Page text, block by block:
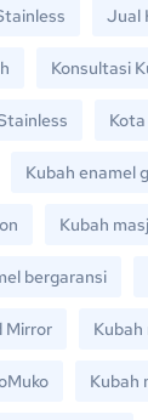
Jual
Konsultasi
Kubah enamel
Kubah
bergaransi
Mirror Kubah
Kubah